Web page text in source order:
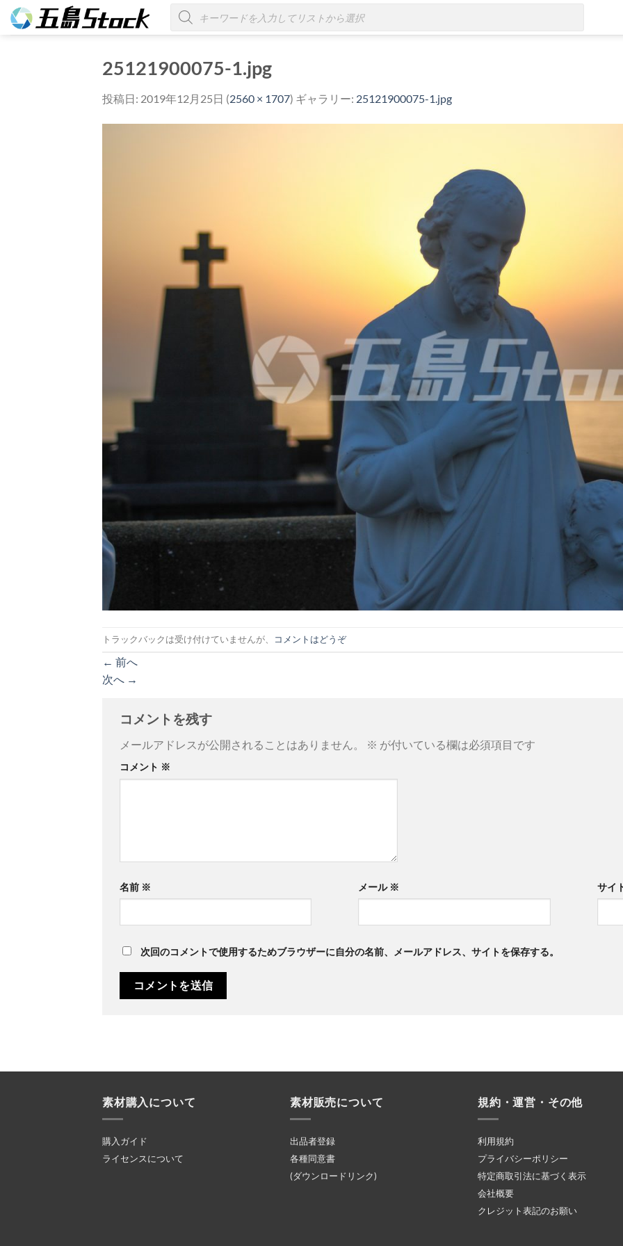
Skip
索
25121900075-1.jpg
投稿日: 2019年12月25日 (2560 × 1707) ギャラリー: 25121900075-1.jpg
トラックバックは受け付けていませんが、 コメントはどうぞ
← 前へ
次へ →
コメントを残す
メールアドレスが公開されることはありません。 ※ が付いている欄は必須項目です
コメント ※
名前 ※ メール ※ サイ
次回のコメントで使用するためブラウザーに自分の名前、メールアドレス、サイトを保存する。
素材購入について
購入ガイド
ライセンスについて
素材販売について
出品者登録
各種同意書
(ダウンロードリンク)
規約・運営・その他
利用規約
プライバシーポリシー
特定商取引法に基づく表示
会社概要
クレジット表記のお願い